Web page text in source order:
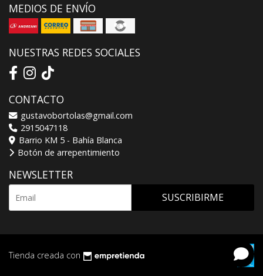
MEDIOS DE ENVÍO
NUESTRAS REDES SOCIALES
CONTACTO
gustavobortolas@gmail.com
2915047118
Barrio KM 5 - Bahía Blanca
Botón de arrepentimiento
NEWSLETTER
SUSCRIBIRME
Tienda creada con